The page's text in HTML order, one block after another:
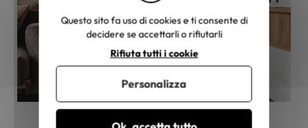
Questo sito fa uso di cookies e ti consente di
decidere se accettarli o rifiutarli
Rifiuta tutti i cookie
Personalizza